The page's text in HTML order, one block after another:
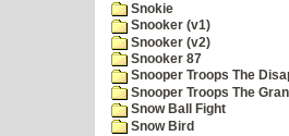
Snokie
Snooker (v1)
Snooker (v2)
Snooker 87
Snooper Troops The
Snooper Troops The
Snow Ball Fight
Snow Bird